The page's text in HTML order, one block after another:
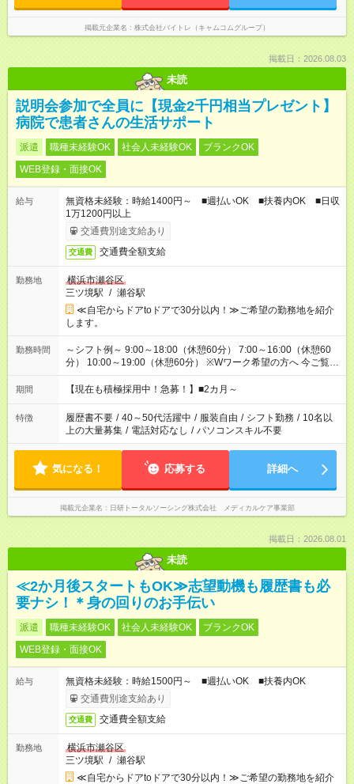
掲載元企業名 株式会社バイトレ（キャムコムグループ）
掲載日：2026.08.03
未読
説明会参加で全員に【現金2千円相当プレゼント】
病院で患者さんの生活サポート
派遣 職種未経験OK 社会人未経験OK
ブランクOK
WEB登録・面接OK
給与
無資格未経験：時給1400円～ ■週払いOK ■扶養内OK ■日収
1万1200円以上
交通費別途支給あり
交通費 交通費全額支給
勤務地
横浜市瀬谷区
三ツ境駅 / 瀬谷駅
≪自宅からドアtoドアで30分以内！≫ご希望の勤務地を紹介
します。
勤務時間
～シフト例～ 9:00～18:00（休憩60分） 7:00～16:00（休憩60
分） 10:00～19:00（休憩60分） ※Wワーク希望の方へ 今ご覧の
お仕事で希望する勤務時間と、もう1つのお仕事の勤務時間の合
計が 週40時間を超えなければOKです。
期間 【現在も積極採用中！急募！】■2カ月～
特徴 履歴書不要 / 40～50代活躍中 / 服装自由 / シフト勤務 / 10名以
上の大量募集 / 電話対応なし / パソコンスキル不要
気になる！ 応募する 詳細へ
掲載元企業名 日研トータルソーシング株式会社 メディカルケア事業部
掲載日：2026.08.01
未読
≪2か月後スタートもOK≫志望動機も履歴書も必
要ナシ！＊身の回りのお手伝い
派遣 職種未経験OK 社会人未経験OK
ブランクOK
WEB登録・面接OK
給与
無資格未経験：時給1500円～ ■週払いOK ■扶養内OK
交通費別途支給あり
交通費 交通費全額支給
勤務地
横浜市瀬谷区
三ツ境駅 / 瀬谷駅
≪自宅からドアtoドアで30分以内！≫ご希望の勤務地を紹介